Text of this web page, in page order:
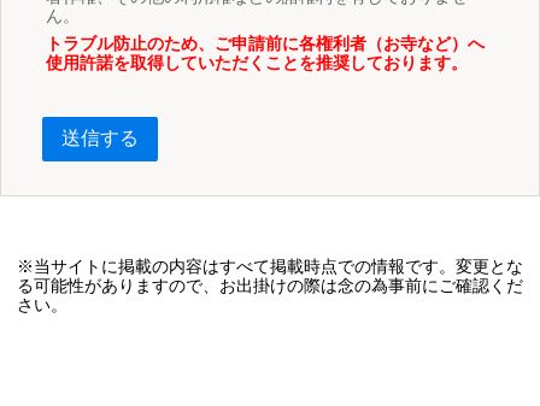
ん。
トラブル防止のため、ご申請前に各権利者（お寺など）へ
使用許諾を取得していただくことを推奨しております。
送信する
※当サイトに掲載の内容はすべて掲載時点での情報です。変更とな
る可能性がありますので、お出掛けの際は念の為事前にご確認くだ
さい。